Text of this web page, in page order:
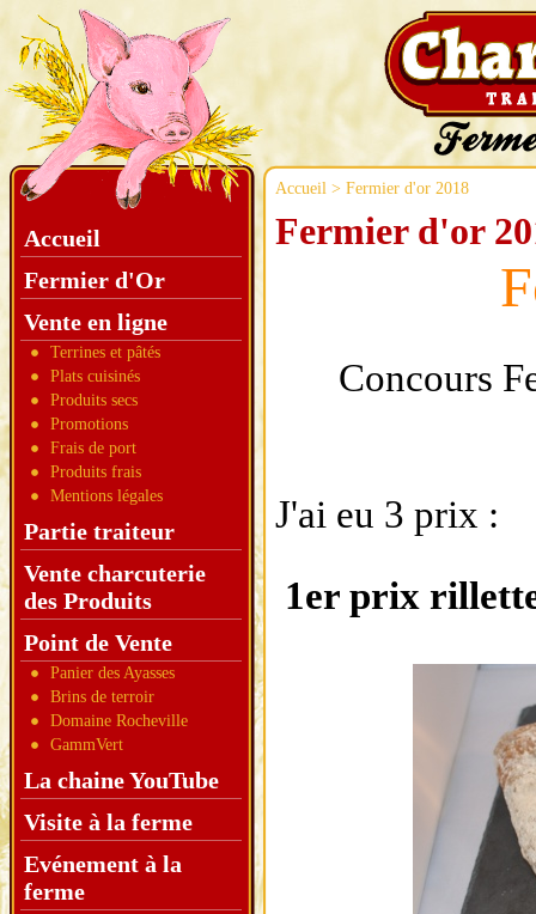
Accueil > Fermier d'or 2018
Accueil
Fermier d'Or
Vente en ligne
Terrines et pâtés
Plats cuisinés
Produits secs
Promotions
Frais de port
Produits frais
Mentions légales
Partie traiteur
Vente charcuterie
des Produits
Point de Vente
Panier des Ayasses
Brins de terroir
Domaine Rocheville
GammVert
La chaine YouTube
Visite à la ferme
Evénement à la
ferme
Fermier d'or
Concours
J'ai eu 3 prix :
1er prix